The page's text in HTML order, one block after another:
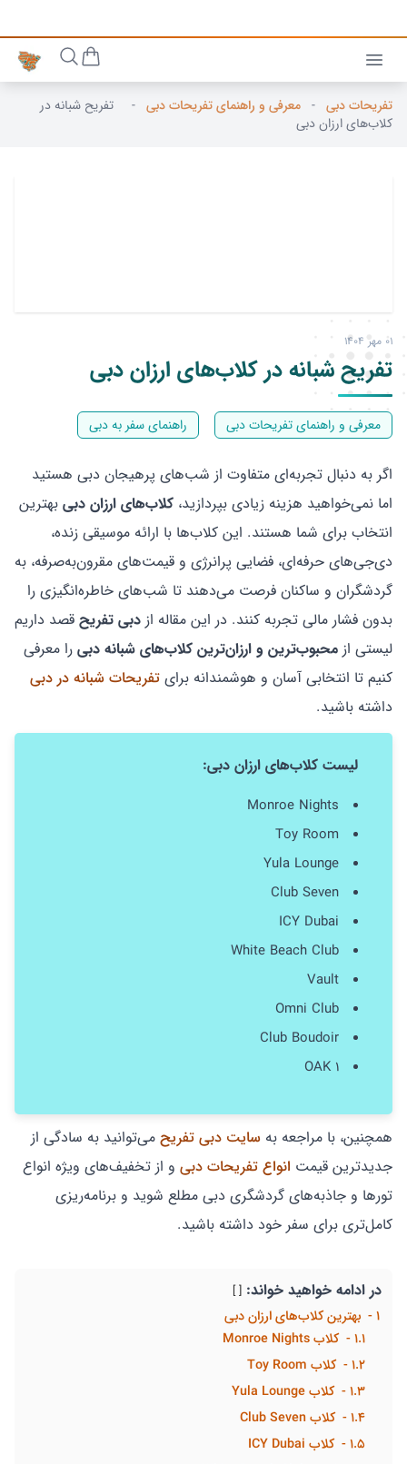
تفریحات دبی - معرفی و راهنمای تفریحات دبی -
تفریح شبانه در
کلاب‌های ارزان دبی
01 مهر 1404
تفریح شبانه در کلاب‌های ارزان دبی
معرفی و راهنمای تفریحات دبی راهنمای سفر به دبی
اگر به دنبال تجربه‌ای متفاوت از شب‌های پرهیجان دبی هستید
اما نمی‌خواهید هزینه زیادی بپردازید، کلاب‌های ارزان دبی بهترین
انتخاب برای شما هستند. این کلاب‌ها با ارائه موسیقی زنده،
دی‌جی‌های حرفه‌ای، فضایی پرانرژی و قیمت‌های مقرون‌به‌صرفه، به
گردشگران و ساکنان فرصت می‌دهند تا شب‌های خاطره‌انگیزی را
بدون فشار مالی تجربه کنند. در این مقاله از دبی تفریح قصد داریم
لیستی از محبوب‌ترین و ارزان‌ترین کلاب‌های شبانه دبی را معرفی
کنیم تا انتخابی آسان و هوشمندانه برای تفریحات شبانه در دبی
داشته باشید.
لیست کلاب‌های ارزان دبی:
Monroe Nights
Toy Room
Yula Lounge
Club Seven
ICY Dubai
White Beach Club
Vault
Omni Club
Club Boudoir
1 OAK
همچنین، با مراجعه به سایت دبی تفریح می‌توانید به سادگی از
جدیدترین قیمت انواع تفریحات دبی و از تخفیف‌های ویژه انواع
تورها و جاذبه‌های گردشگری دبی مطلع شوید و برنامه‌ریزی
کامل‌تری برای سفر خود داشته باشید.
در ادامه خواهيد خواند:
1
بهترین کلاب‌های ارزان دبی
1.1
کلاب Monroe Nights
1.2
کلاب Toy Room
1.3
کلاب Yula Lounge
1.4
کلاب Club Seven
1.5
کلاب ICY Dubai